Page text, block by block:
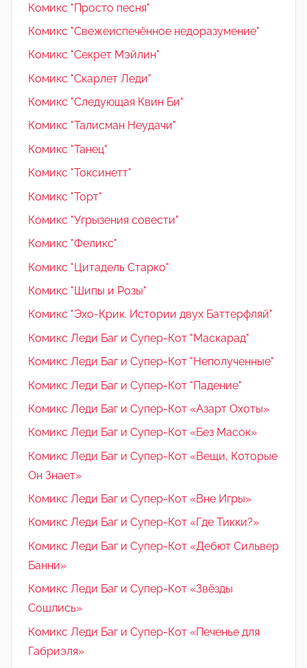
Комикс "Просто песня"
Комикс "Свежеиспечённое недоразумение"
Комикс "Секрет Мэйлин"
Комикс "Скарлет Леди"
Комикс "Следующая Квин Би"
Комикс "Талисман Неудачи"
Комикс "Танец"
Комикс "Токсинетт"
Комикс "Торт"
Комикс "Угрызения совести"
Комикс "Феликс"
Комикс "Цитадель Старко"
Комикс "Шипы и Розы"
Комикс "Эхо-Крик. Истории двух Баттерфляй"
Комикс Леди Баг и Супер-Кот "Маскарад"
Комикс Леди Баг и Супер-Кот "Неполученные"
Комикс Леди Баг и Супер-Кот "Падение"
Комикс Леди Баг и Супер-Кот «Азарт Охоты»
Комикс Леди Баг и Супер-Кот «Без Масок»
Комикс Леди Баг и Супер-Кот «Вещи, Которые
Он Знает»
Комикс Леди Баг и Супер-Кот «Вне Игры»
Комикс Леди Баг и Супер-Кот «Где Тикки?»
Комикс Леди Баг и Супер-Кот «Дебют Сильвер
Банни»
Комикс Леди Баг и Супер-Кот «Звёзды
Сошлись»
Комикс Леди Баг и Супер-Кот «Печенье для
Габриэля»